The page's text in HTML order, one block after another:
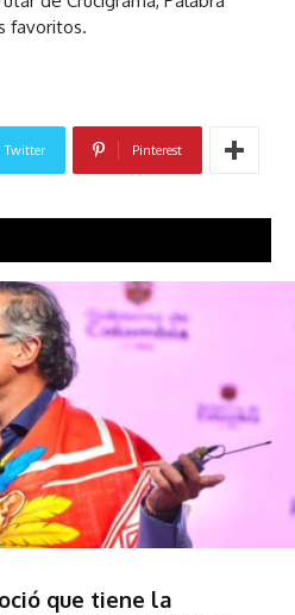
favoritos.
Twitter Pinterest
que tiene la